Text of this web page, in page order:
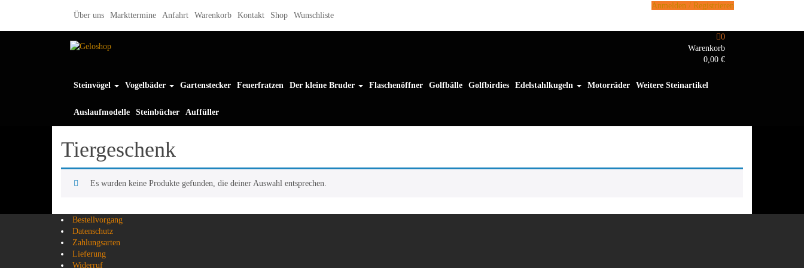
Über uns Markttermine Anfahrt Warenkorb Kontakt Shop Wunschliste
Anmelden / Registrieren
0
Warenkorb
0,00 €
Steinvögel Vogelbäder Gartenstecker Feuerfratzen Der kleine Bruder Flaschenöffner Golfbälle Golfbirdies Edelstahlkugeln Motorräder Weitere Steinartikel
Auslaufmodelle Steinbücher Auffüller
Tiergeschenk
Es wurden keine Produkte gefunden, die deiner Auswahl entsprechen.
Bestellvorgang
Datenschutz
Zahlungsarten
Lieferung
Widerruf